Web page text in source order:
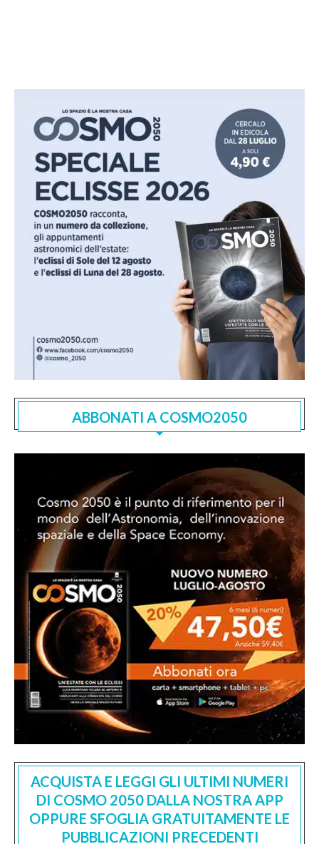
ABBONATI A COSMO2050
ACQUISTA E LEGGI GLI ULTIMI NUMERI
DI COSMO 2050 DALLA NOSTRA APP
OPPURE SFOGLIA GRATUITAMENTE LE
PUBBLICAZIONI PRECEDENTI